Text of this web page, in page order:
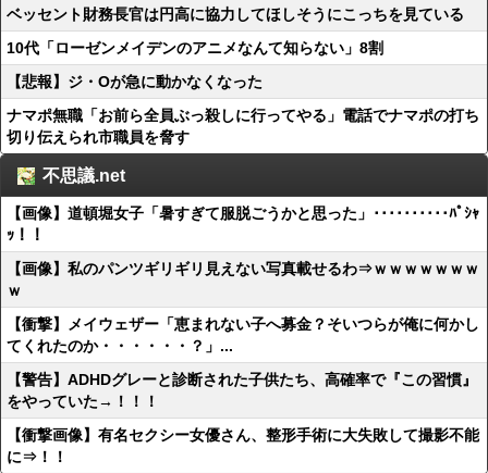
ベッセント財務長官は円高に協力してほしそうにこっちを見ている
10代「ローゼンメイデンのアニメなんて知らない」8割
【悲報】ジ・Oが急に動かなくなった
ナマポ無職「お前ら全員ぶっ殺しに行ってやる」電話でナマポの打ち
切り伝えられ市職員を脅す
不思議.net
【画像】道頓堀女子「暑すぎて服脱ごうかと思った」･･････････ﾊﾟｼｬ
ｯ！！
【画像】私のパンツギリギリ見えない写真載せるわ⇒ｗｗｗｗｗｗｗ
ｗ
【衝撃】メイウェザー「恵まれない子へ募金？そいつらが俺に何かし
てくれたのか・・・・・・？」...
【警告】ADHDグレーと診断された子供たち、高確率で『この習慣』
をやっていた→！！！
【衝撃画像】有名セクシー女優さん、整形手術に大失敗して撮影不能
に⇒！！